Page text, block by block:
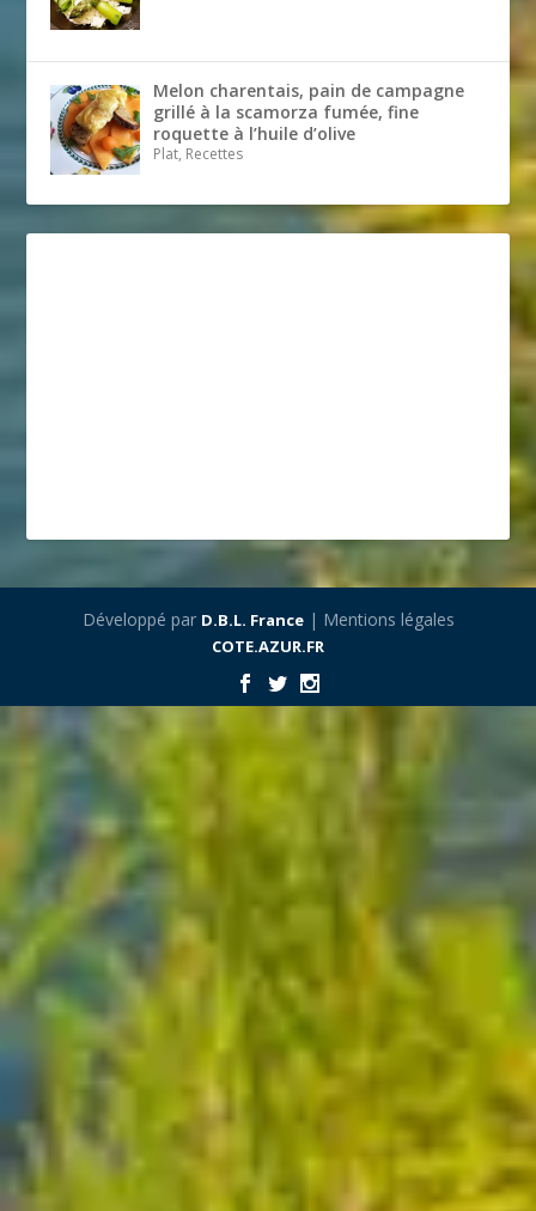
Melon charentais, pain de campagne
grillé à la scamorza fumée, fine
roquette à l’huile d’olive
Plat, Recettes
Développé par D.B.L. France| Mentions légales
COTE.AZUR.FR